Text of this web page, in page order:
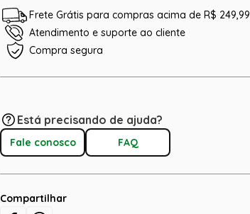
Frete Grátis para compras acima de R$ 249,99
Atendimento e suporte ao cliente
Compra segura
Está precisando de ajuda?
Fale conosco FAQ
Compartilhar